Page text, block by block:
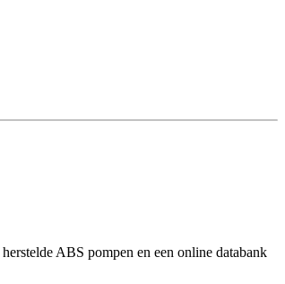
ABS pompen en een online databank